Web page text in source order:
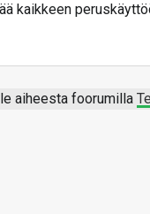
kaikkeen
aiheesta foorumilla